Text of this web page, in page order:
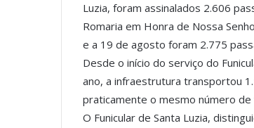
Luzia, foram assinalados 2.606
Romaria em Honra de Nossa
e a 19 de agosto foram 2.775
Desde o início do serviço do
ano, a infraestrutura transportou
praticamente o mesmo número
O Funicular de Santa Luzia,